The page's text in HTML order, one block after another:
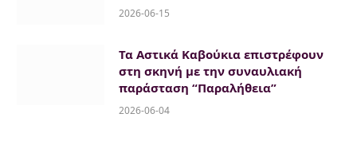
2026-06-15
Τα Αστικά Καβούκια επιστρέφουν
στη σκηνή με την συναυλιακή
παράσταση “Παραλήθεια”
2026-06-04